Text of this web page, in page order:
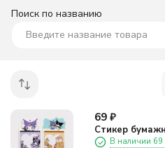
Поиск по названию
69 ₽
Стикер
В наличии 69